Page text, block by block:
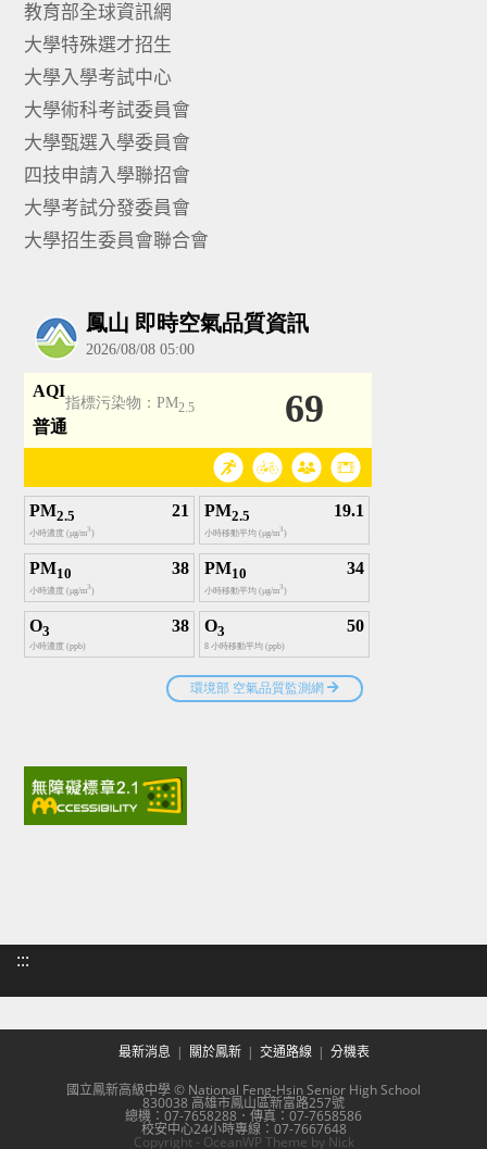
教育部全球資訊網
大學特殊選才招生
大學入學考試中心
大學術科考試委員會
大學甄選入學委員會
四技申請入學聯招會
大學考試分發委員會
大學招生委員會聯合會
:::
最新消息 關於鳳新 交通路線 分機表
國立鳳新高級中學 © National Feng-Hsin Senior High School
830038 高雄市鳳山區新富路257號
總機：07-7658288．傳真：07-7658586
校安中心24小時專線：07-7667648
Copyright - OceanWP Theme by Nick